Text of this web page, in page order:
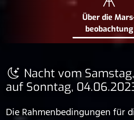
Über die
beobachtung
Nacht vom
auf Sonntag,
Die Rahmenbedingungen für